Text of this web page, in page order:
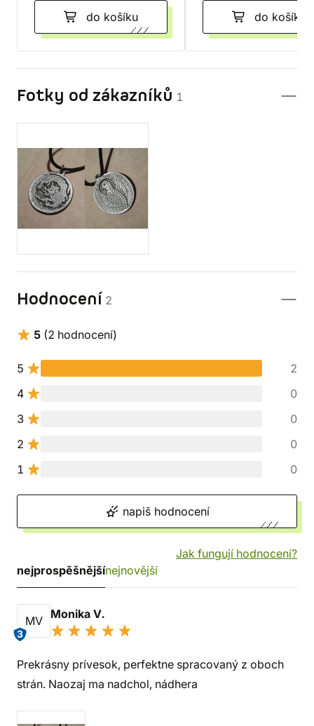
do košíku do košíku
Fotky od zákazníků 1
Hodnocení 2
5 (2 hodnocení)
5
2
4
0
3
0
2
0
1
0
napiš hodnocení
Jak fungují hodnocení?
nejprospěšnějšínejnovější
MV
3
Monika V.
Prekrásny prívesok, perfektne spracovaný z oboch
strán. Naozaj ma nadchol, nádhera